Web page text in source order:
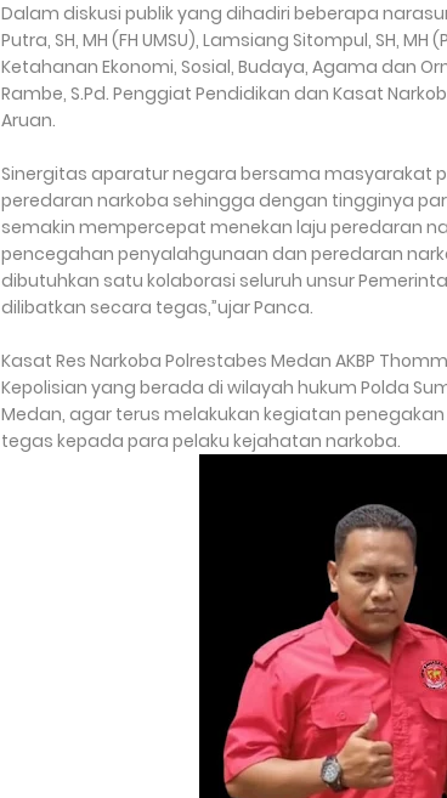
Dalam diskusi publik yang dihadiri beberapa
Putra, SH, MH (FH UMSU), Lamsiang Sitompul, SH, MH
Ketahanan Ekonomi, Sosial, Budaya, Agama dan
Rambe, S.Pd. Penggiat Pendidikan dan Kasat
Aruan.
Sinergitas aparatur negara bersama masyarakat
peredaran narkoba sehingga dengan tingginya
semakin mempercepat menekan laju peredaran
pencegahan penyalahgunaan dan peredaran
dibutuhkan satu kolaborasi seluruh unsur
dilibatkan secara tegas,”ujar Panca.
Kasat Res Narkoba Polrestabes Medan AKBP
Kepolisian yang berada di wilayah hukum Polda
Medan, agar terus melakukan kegiatan
tegas kepada para pelaku kejahatan narkoba.